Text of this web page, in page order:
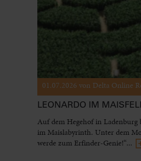
01.07.2026 von Delta Online
LEONARDO IM
Auf dem Hegehof in Ladenburg
im Maislabyrinth. Unter dem
werde zum Erfinder-Genie!“...